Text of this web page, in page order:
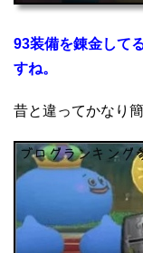
93装備を錬金して
すね。
昔と違ってかなり